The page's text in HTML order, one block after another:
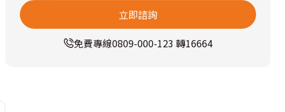
立即諮詢
免費專線0809-000-123 轉16664